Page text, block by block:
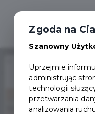
Zgoda na
Szanowny
Uprzejmie
administrując
technologii
przetwarzania
analizowania